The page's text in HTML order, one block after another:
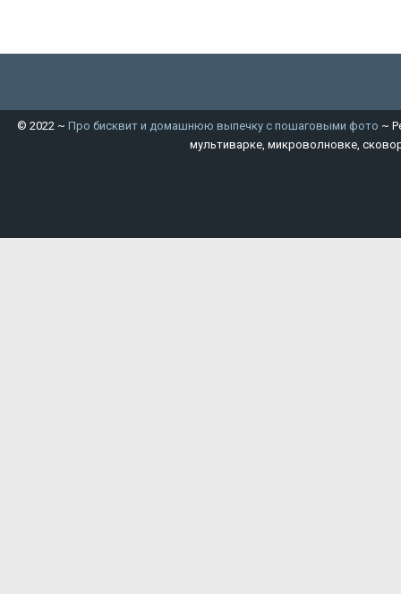
© 2022 ~ Про бисквит и домашнюю выпечку с пошаговыми фото ~
мультиварке, микроволновке,